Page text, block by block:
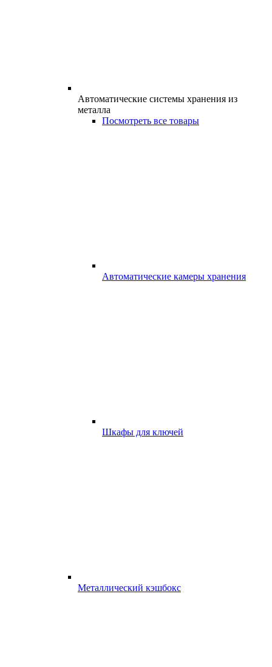
Автоматические системы хранения из
металла
Посмотреть все товары
Автоматические камеры хранения
Шкафы для ключей
Металлический кэшбокс